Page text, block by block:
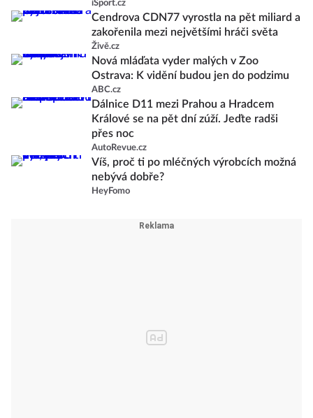
iSport.cz
Cendrova CDN77 vyrostla na pět miliard a
zakořenila mezi největšími hráči světa
Živě.cz
Nová mláďata vyder malých v Zoo
Ostrava: K vidění budou jen do podzimu
ABC.cz
Dálnice D11 mezi Prahou a Hradcem
Králové se na pět dní zúží. Jeďte radši
přes noc
AutoRevue.cz
Víš, proč ti po mléčných výrobcích možná
nebývá dobře?
HeyFomo